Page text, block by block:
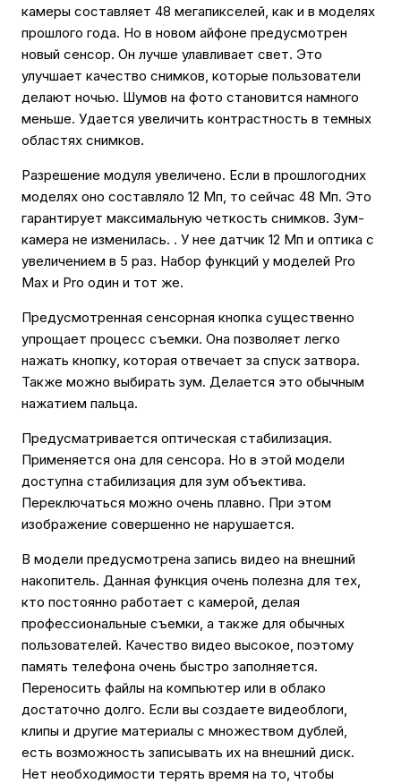
камеры составляет 48 мегапикселей, как и в моделях
прошлого года. Но в новом айфоне предусмотрен
новый сенсор. Он лучше улавливает свет. Это
улучшает качество снимков, которые пользователи
делают ночью. Шумов на фото становится намного
меньше. Удается увеличить контрастность в темных
областях снимков.
Разрешение модуля увеличено. Если в прошлогодних
моделях оно составляло 12 Мп, то сейчас 48 Мп. Это
гарантирует максимальную четкость снимков. Зум-
камера не изменилась. . У нее датчик 12 Мп и оптика с
увеличением в 5 раз. Набор функций у моделей Pro
Max и Pro один и тот же.
Предусмотренная сенсорная кнопка существенно
упрощает процесс съемки. Она позволяет легко
нажать кнопку, которая отвечает за спуск затвора.
Также можно выбирать зум. Делается это обычным
нажатием пальца.
Предусматривается оптическая стабилизация.
Применяется она для сенсора. Но в этой модели
доступна стабилизация для зум объектива.
Переключаться можно очень плавно. При этом
изображение совершенно не нарушается.
В модели предусмотрена запись видео на внешний
накопитель. Данная функция очень полезна для тех,
кто постоянно работает с камерой, делая
профессиональные съемки, а также для обычных
пользователей. Качество видео высокое, поэтому
память телефона очень быстро заполняется.
Переносить файлы на компьютер или в облако
достаточно долго. Если вы создаете видеоблоги,
клипы и другие материалы с множеством дублей,
есть возможность записывать их на внешний диск.
Нет необходимости терять время на то, чтобы